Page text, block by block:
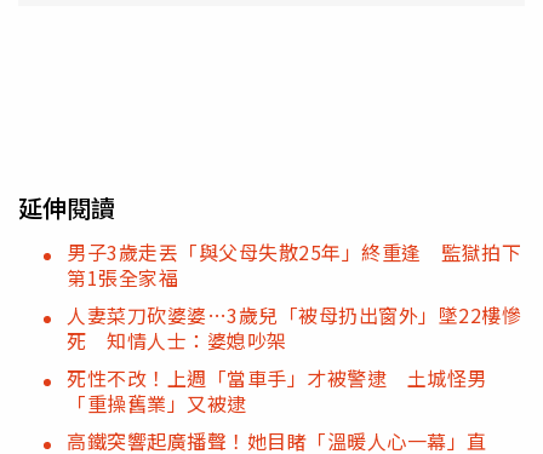
延伸閱讀
男子3歲走丟「與父母失散25年」終重逢 監獄拍下
第1張全家福
人妻菜刀砍婆婆…3歲兒「被母扔出窗外」墜22樓慘
死 知情人士：婆媳吵架
死性不改！上週「當車手」才被警逮 土城怪男
「重操舊業」又被逮
高鐵突響起廣播聲！她目睹「溫暖人心一幕」直